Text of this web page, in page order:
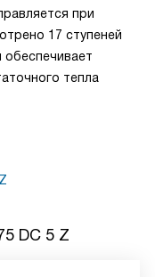
при
17 ступеней
обеспечивает
тепла
DC 5 Z